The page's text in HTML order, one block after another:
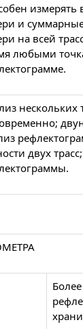
измерять
и
на всей
любыми
нескольких
двух